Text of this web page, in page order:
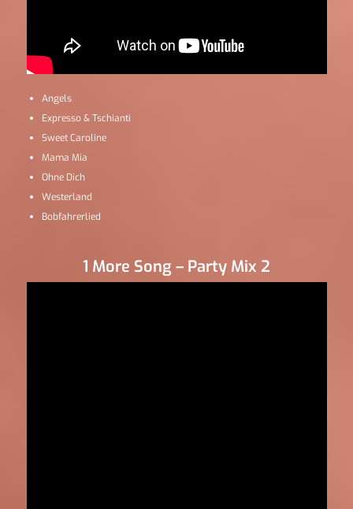
Angels
Expresso & Tschianti
Sweet Caroline
Mama Mia
Ohne Dich
Westerland
Bobfahrerlied
1 More Song – Party Mix 2